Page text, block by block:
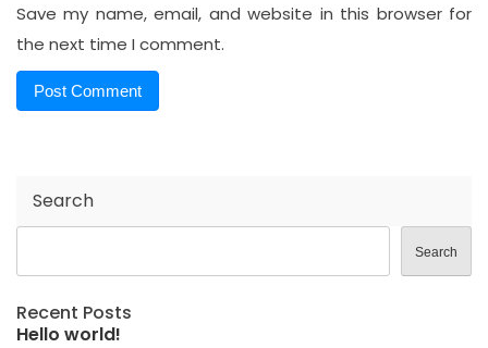
Save my name, email, and website in this browser for
the next time I comment.
Search
Search
Recent Posts
Hello world!